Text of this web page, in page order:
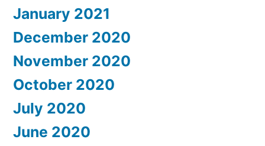
January 2021
December 2020
November 2020
October 2020
July 2020
June 2020